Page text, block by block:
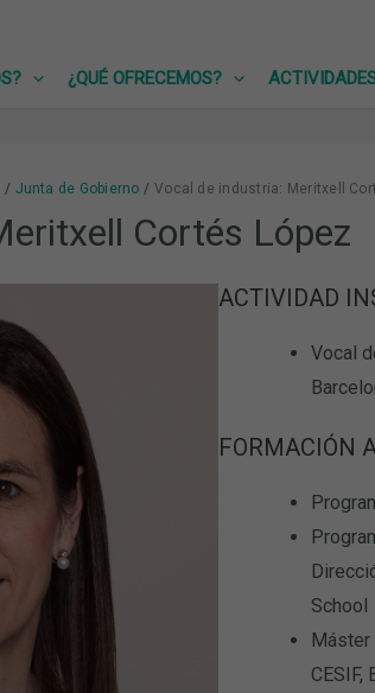
¿QUÉ OFRECEMOS?
Junta de Gobierno Vocal de industria: Meritxell
Cortés López
ACTIVIDAD
Vocal
FORMACIÓN
School
Máster
CESIF,